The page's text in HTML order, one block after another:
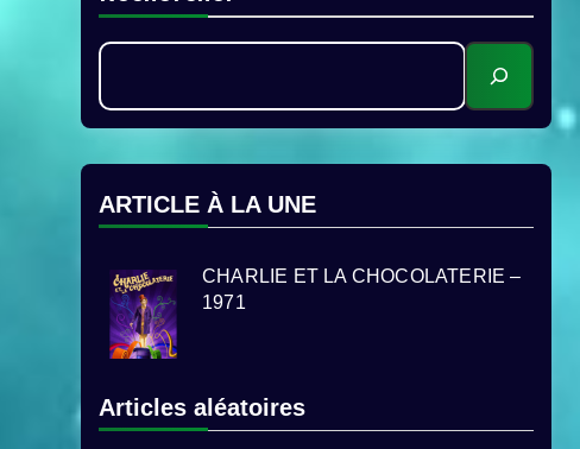
ARTICLE À LA UNE
CHARLIE ET LA CHOCOLATERIE –
1971
Articles aléatoires